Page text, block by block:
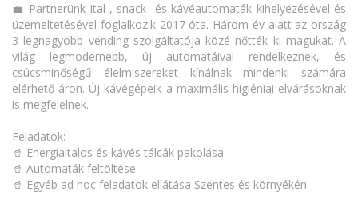
💼 Partnerünk ital-, snack- és kávéautomaták kihelyezésével és
üzemeltetésével foglalkozik 2017 óta. Három év alatt az ország
3 legnagyobb vending szolgáltatója közé nőtték ki magukat. A
világ legmodernebb, új automatáival rendelkeznek, és
csúcsminőségű élelmiszereket kínálnak mindenki számára
elérhető áron. Új kávégépeik a maximális higiéniai elvárásoknak
is megfelelnek.
Feladatok:
🥤 Energiaitalos és kávés tálcák pakolása
🥤 Automaták feltöltése
🥤 Egyéb ad hoc feladatok ellátása Szentes és környékén